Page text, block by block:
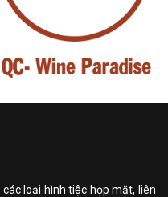
loại hình tiệc họp mặt, liên